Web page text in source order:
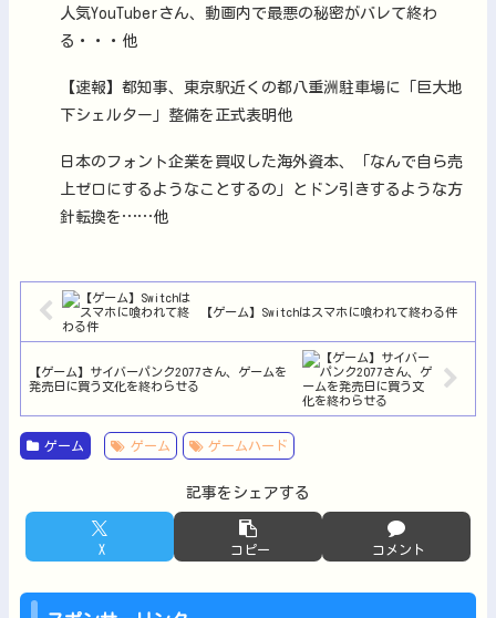
人気YouTuberさん、動画内で最悪の秘密がバレて終わ
る・・・他
【速報】都知事、東京駅近くの都八重洲駐車場に「巨大地
下シェルター」整備を正式表明他
日本のフォント企業を買収した海外資本、「なんで自ら売
上ゼロにするようなことするの」とドン引きするような方
針転換を……他
【ゲーム】Switchはスマホに喰われて終わる件
【ゲーム】サイバーパンク2077さん、ゲームを
発売日に買う文化を終わらせる
ゲーム ゲーム ゲームハード
記事をシェアする
X コピー コメント